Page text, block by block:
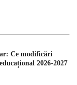
Ce modificări
2026-2027